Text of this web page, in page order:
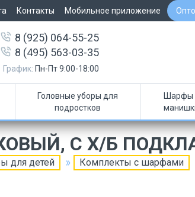
Контакты Мобильное приложение
8 (925) 064-55-25
8 (495) 563-03-35
График: Пн-Пт 9:00-18:00
Головные уборы для
подростков
Шарфы
С Х/Б
для детей Комплекты с шарфами